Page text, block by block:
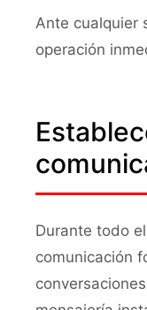
Ante cualquier
operación
Durante todo
comunicación